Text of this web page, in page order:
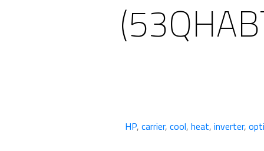
,carrier,cool,heat,inverter,